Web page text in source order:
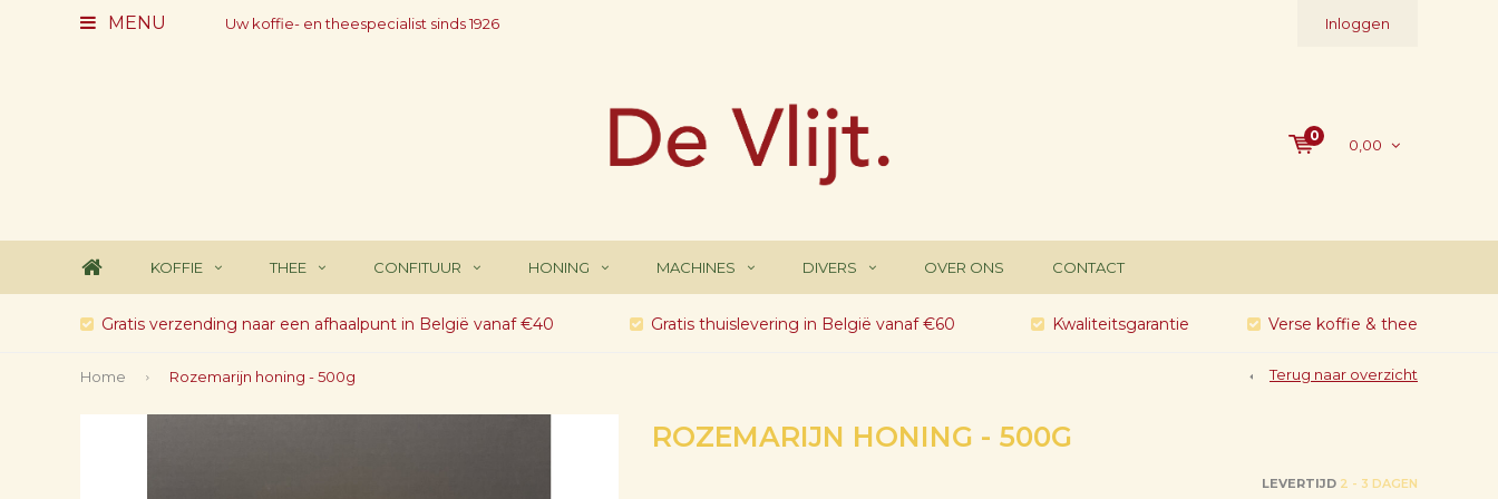
MENU Uw koffie- en theespecialist sinds 1926 Inloggen
0
0,00
KOFFIE THEE CONFITUUR HONING MACHINES DIVERS OVER ONS CONTACT
Gratis verzending naar een afhaalpunt in België vanaf €40 Gratis thuislevering in België vanaf €60 Kwaliteitsgarantie Verse koffie & thee
Home Rozemarijn honing - 500g Terug naar overzicht
ROZEMARIJN HONING - 500G
LEVERTIJD2 - 3 DAGEN